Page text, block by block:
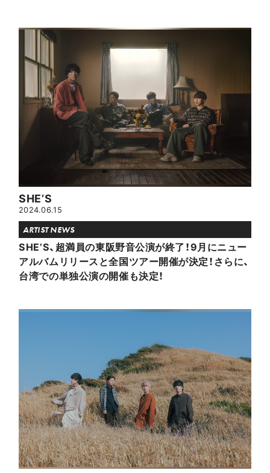
SHE’S
2024.06.15
ARTIST NEWS
SHE’S、超満員の東阪野音公演が終了！9月にニュー
アルバムリリースと全国ツアー開催が決定！さらに、
台湾での単独公演の開催も決定！